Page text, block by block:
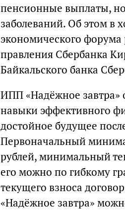
пенсионные выплаты,
заболеваний. Об этом в
экономического форума
правления Сбербанка
Байкальского банка
ИПП «Надёжное
навыки эффективного
достойное будущее
Первоначальный
рублей, минимальный
его можно по гибкому
текущего взноса
«Надёжное завтра»